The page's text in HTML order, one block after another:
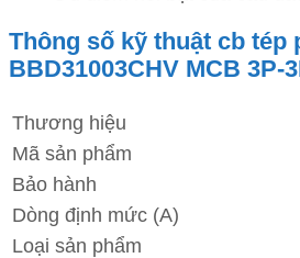
Thông số kỹ thuật cb tép
BBD31003CHV MCB 3P-
Thương hiệu
Mã sản phẩm
Bảo hành
Dòng định mức (A)
Loại sản phẩm